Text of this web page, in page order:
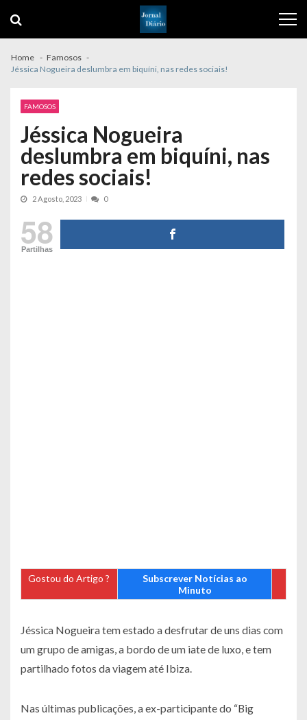
navigation
content
Home
Famosos
Jéssica Nogueira deslumbra em biquíni, nas redes sociais!
FAMOSOS
Jéssica Nogueira
deslumbra em biquíni, nas
redes sociais!
2 Agosto, 2023 0
58
Partilhas
Gostou do Artigo ?
Subscrever Notícias ao
Minuto
Jéssica Nogueira tem estado a desfrutar de uns dias com
um grupo de amigas, a bordo de um iate de luxo, e tem
partilhado fotos da viagem até Ibiza.
Nas últimas publicações, a ex-participante do “Big